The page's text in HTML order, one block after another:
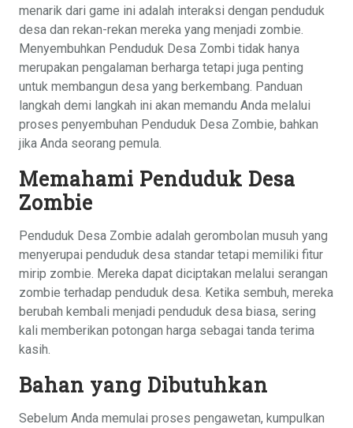
menarik dari game ini adalah interaksi dengan penduduk
desa dan rekan-rekan mereka yang menjadi zombie.
Menyembuhkan Penduduk Desa Zombi tidak hanya
merupakan pengalaman berharga tetapi juga penting
untuk membangun desa yang berkembang. Panduan
langkah demi langkah ini akan memandu Anda melalui
proses penyembuhan Penduduk Desa Zombie, bahkan
jika Anda seorang pemula.
Memahami Penduduk Desa
Zombie
Penduduk Desa Zombie adalah gerombolan musuh yang
menyerupai penduduk desa standar tetapi memiliki fitur
mirip zombie. Mereka dapat diciptakan melalui serangan
zombie terhadap penduduk desa. Ketika sembuh, mereka
berubah kembali menjadi penduduk desa biasa, sering
kali memberikan potongan harga sebagai tanda terima
kasih.
Bahan yang Dibutuhkan
Sebelum Anda memulai proses pengawetan, kumpulkan